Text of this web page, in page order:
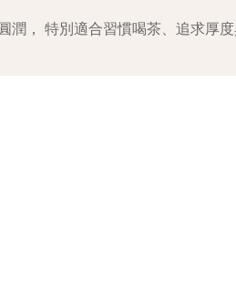
潤， 特別適合習慣喝茶、追求厚